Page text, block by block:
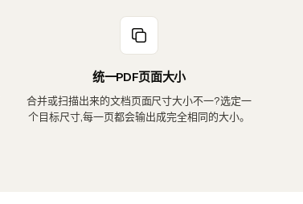
统一PDF页面大小
合并或扫描出来的文档页面尺寸大小不一?选定一
个目标尺寸,每一页都会输出成完全相同的大小。